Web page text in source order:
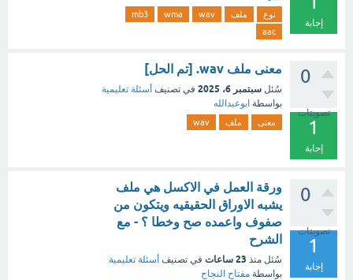
إجابة
نوع ملف wav
wma
mb3
aac
0
تصويتات
1
إجابة
معنى ملف wav. [تم الحل]
سُئل سبتمبر 6، 2025 في تصنيف أسئلة تعليمية
بواسطة ابوعبدالله
معنى ملف wav
0
تصويتات
1
إجابة
ورقة العمل في الاكسل هي ملف
يشبه الاوراق الحقيقيه ويتكون من
صفوف واعمده صح وخطا ؟ - مع
الشرح
سُئل منذ 23 ساعات في تصنيف أسئلة تعليمية
بواسطة مفتاح النجاح